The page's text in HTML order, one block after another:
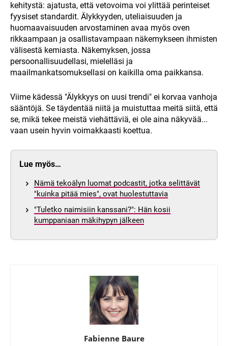
kehitystä: ajatusta, että vetovoima voi ylittää perinteiset
fyysiset standardit. Älykkyyden, uteliaisuuden ja
huomaavaisuuden arvostaminen avaa myös oven
rikkaampaan ja osallistavampaan näkemykseen ihmisten
välisestä kemiasta. Näkemyksen, jossa
persoonallisuudellasi, mielelläsi ja
maailmankatsomuksellasi on kaikilla oma paikkansa.
Viime kädessä "Älykkyys on uusi trendi" ei korvaa vanhoja
sääntöjä. Se täydentää niitä ja muistuttaa meitä siitä, että
se, mikä tekee meistä viehättäviä, ei ole aina näkyvää...
vaan usein hyvin voimakkaasti koettua.
Lue myös…
Nämä tekoälyn luomat podcastit, jotka selittävät
"kuinka pitää mies", ovat huolestuttavia
"Tuletko naimisiin kanssani?": Hän kosii
kumppaniaan mäkihypyn jälkeen
Fabienne Baure